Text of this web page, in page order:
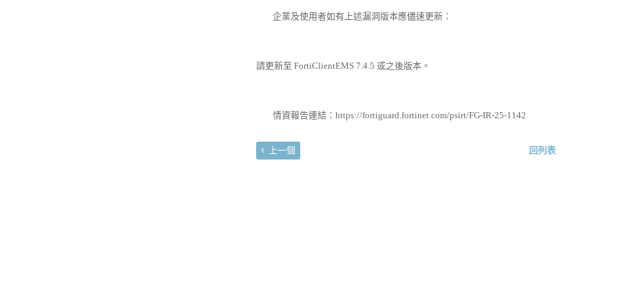
企業及使用者如有上述漏洞版本應儘速更新：
請更新至 FortiClientEMS 7.4.5 或之後版本。
情資報告連結：https://fortiguard.fortinet.com/psirt/FG-IR-25-1142
上一個 回列表